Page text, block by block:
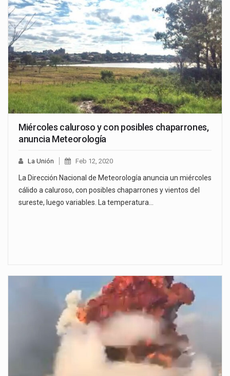
Miércoles caluroso y con posibles chaparrones,
anuncia Meteorología
La Unión Feb 12, 2020
La Dirección Nacional de Meteorología anuncia un miércoles
cálido a caluroso, con posibles chaparrones y vientos del
sureste, luego variables. La temperatura…